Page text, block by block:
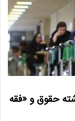
کارشناسی ارشد 1403 رشته حقوق و «فقه